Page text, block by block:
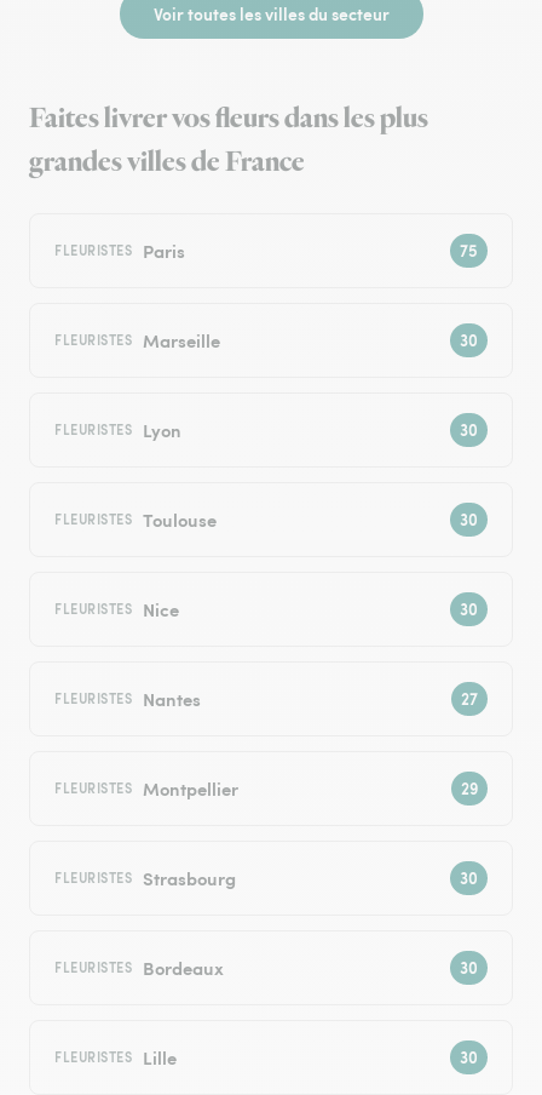
Voir toutes les villes du secteur
Faites livrer vos fleurs dans les plus
grandes villes de France
FLEURISTES Paris
FLEURISTES Marseille
FLEURISTES Lyon
FLEURISTES Toulouse
FLEURISTES Nice
FLEURISTES Nantes
FLEURISTES Montpellier
FLEURISTES Strasbourg
FLEURISTES Bordeaux
FLEURISTES Lille